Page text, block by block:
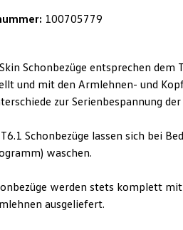
100705779
Schonbezüge entsprechen
und mit den Armlehnen- und
zur Serienbespannung
Schonbezüge lassen sich bei
waschen.
werden stets komplett
ausgeliefert.